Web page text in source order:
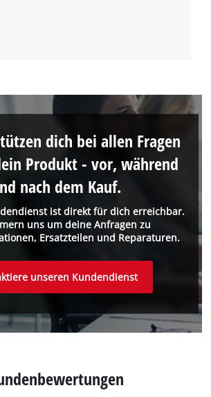
ist direkt für dich erreichbar.
uns um deine Anfragen zu
Ersatzteilen und Reparaturen.
dich bei allen Fragen
Produkt - vor, während
nach dem Kauf.
unseren Kundendienst